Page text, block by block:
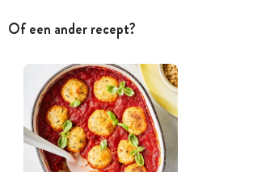
Of een ander recept?